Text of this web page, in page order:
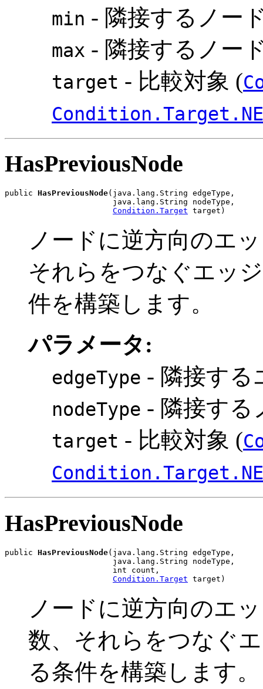
min - 隣接するノー
max - 隣接するノー
target - 比較対象 (
HasPreviousNode
public HasPreviousNode(java.lang.String edgeType,
                       java.lang.String nodeType,
Condition.Target target)
ノードに逆方向のエ
それらをつなぐエッ
件を構築します。
パラメータ:
edgeType - 隣接する
nodeType - 隣接する
target - 比較対象 (
HasPreviousNode
public HasPreviousNode(java.lang.String edgeType,
                       java.lang.String nodeType,
                       int count,
Condition.Target target)
ノードに逆方向のエ
数、それらをつなぐ
る条件を構築します。